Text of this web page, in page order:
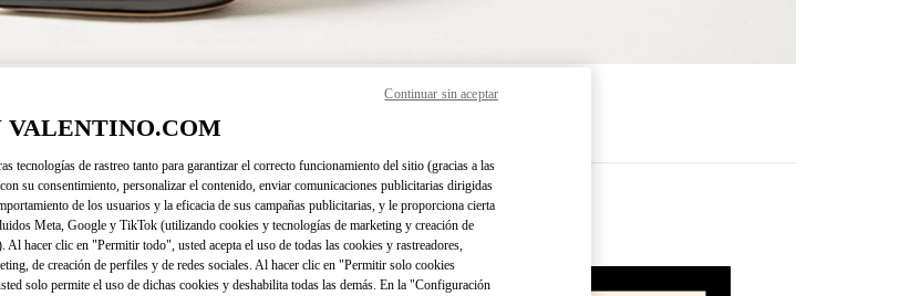
DESCUBRE MÁS
EN VALENTINO BOUTIQUE - Puerto Banus
VALENTINO.COM
tecnologías de rastreo tanto para garantizar el correcto funcionamiento del sitio (gracias a las
su consentimiento, personalizar el contenido, enviar comunicaciones publicitarias dirigidas
de los usuarios y la eficacia de sus campañas publicitarias, y le proporciona cierta
Meta, Google y TikTok (utilizando cookies y tecnologías de marketing y creación de
Al hacer clic en "Permitir todo", usted acepta el uso de todas las cookies y rastreadores,
de creación de perfiles y de redes sociales. Al hacer clic en "Permitir solo cookies
solo permite el uso de dichas cookies y deshabilita todas las demás. En la "Configuración
Continuar sin aceptar